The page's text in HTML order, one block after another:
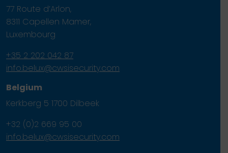
77 Route d’Arlon,
8311 Capellen Mamer,
Luxembourg
+35 2 202 042 87
info.belux@cwsisecurity.com
Belgium
Kerkberg 5 1700 Dilbeek
+32 (0)2 669 95 00
info.belux@cwsisecurity.com